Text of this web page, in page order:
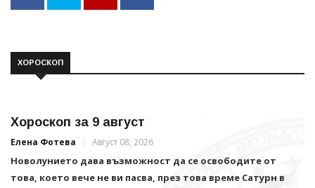
ХОРОСКОП
Хороскоп за 9 август
Елена Фотева Август 08, 2026
Новолунието дава възможност да се освободите от
това, което вече не ви пасва, през това време Сатурн в